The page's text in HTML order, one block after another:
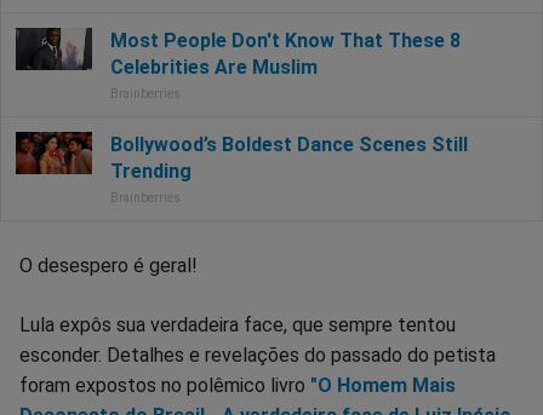
O desespero é geral!
Lula expôs sua verdadeira face, que sempre tentou
esconder. Detalhes e revelações do passado do petista
foram expostos no polêmico livro "O Homem Mais